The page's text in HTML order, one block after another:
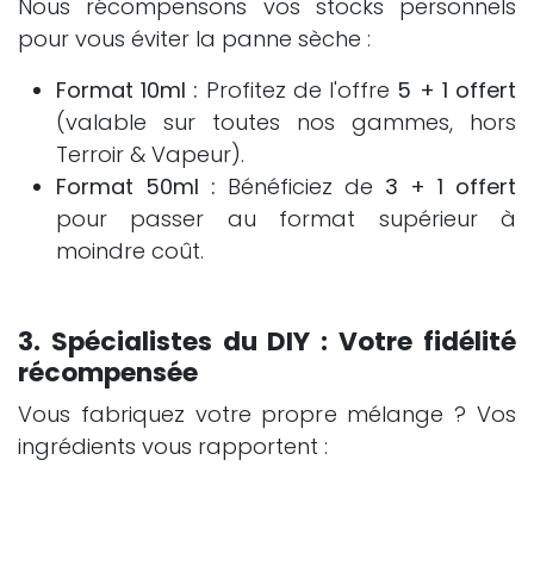
Nous récompensons vos stocks personnels
pour vous éviter la panne sèche :
Format 10ml : Profitez de l'offre 5 + 1 offert
(valable sur toutes nos gammes, hors
Terroir & Vapeur).
Format 50ml : Bénéficiez de 3 + 1 offert
pour passer au format supérieur à
moindre coût.
3. Spécialistes du DIY : Votre fidélité
récompensée
Vous fabriquez votre propre mélange ? Vos
ingrédients vous rapportent :